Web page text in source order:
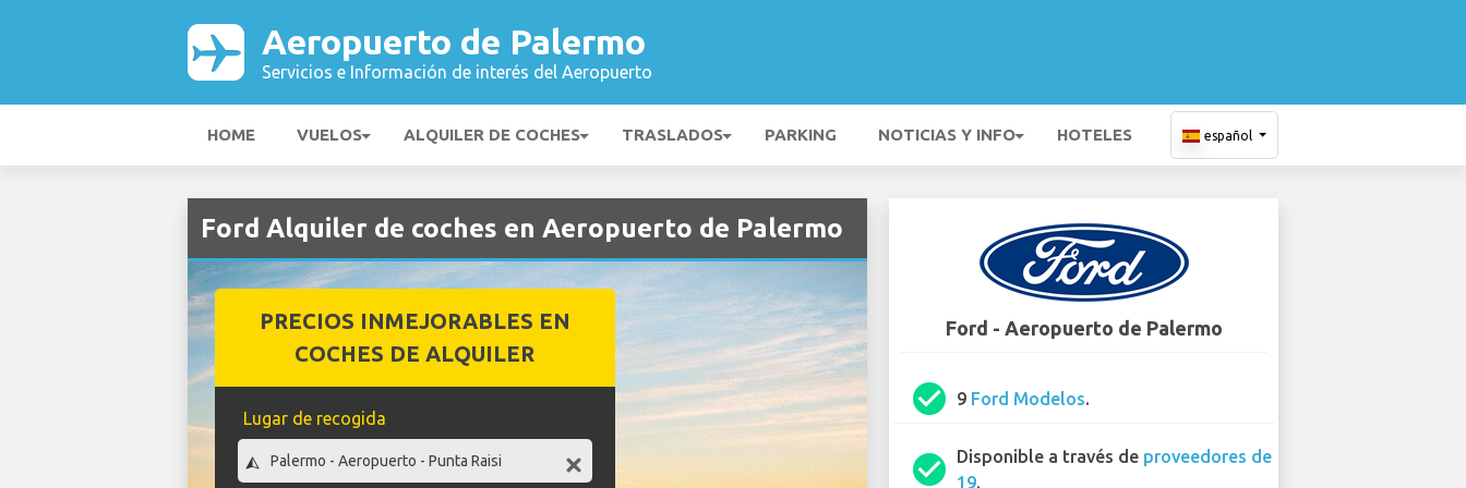
Aeropuerto de Palermo
Servicios e Información de interés del Aeropuerto
HOME VUELOS ALQUILER DE COCHES TRASLADOS PARKING NOTICIAS Y INFO HOTELES español
Ford Alquiler de coches en Aeropuerto de Palermo
PRECIOS INMEJORABLES EN
COCHES DE ALQUILER
Lugar de recogida
Ford - Aeropuerto de Palermo
check_circle 9 Ford Modelos.
check_circle Disponible a través de proveedores de
19.